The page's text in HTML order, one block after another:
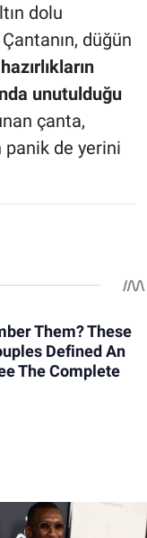
dolu
Çantanın, düğün
unutulduğu
çanta,
de yerini